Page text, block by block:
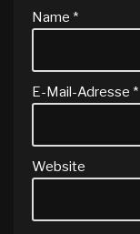
Name *
E-Mail-Adresse *
Website